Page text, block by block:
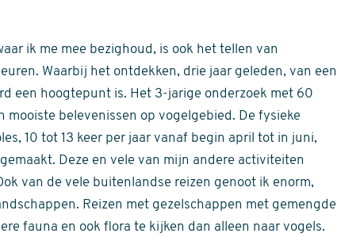
ik me mee bezighoud, is ook het tellen van
Waarbij het ontdekken, drie jaar geleden, van een
een hoogtepunt is. Het 3-jarige onderzoek met 60
belevenissen op vogelgebied. De fysieke
10 tot 13 keer per jaar vanaf begin april tot in juni,
Deze en vele van mijn andere activiteiten
van de vele buitenlandse reizen genoot ik enorm,
Reizen met gezelschappen met gemengde
fauna en ook flora te kijken dan alleen naar vogels.